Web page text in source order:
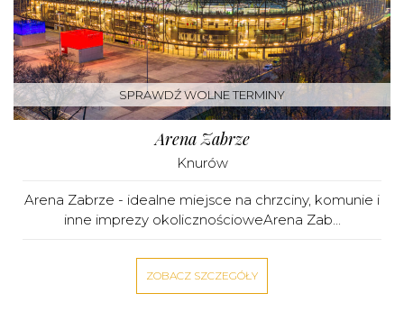
SPRAWDŹ WOLNE TERMINY
Arena Zabrze
Knurów
Arena Zabrze - idealne miejsce na chrzciny, komunie i
inne imprezy okolicznościoweArena Zab...
ZOBACZ SZCZEGÓŁY